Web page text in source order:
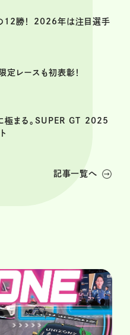
12勝！ 2026年は注目選手
定レースも初表彰！
極まる。SUPER GT 2025
記事一覧へ